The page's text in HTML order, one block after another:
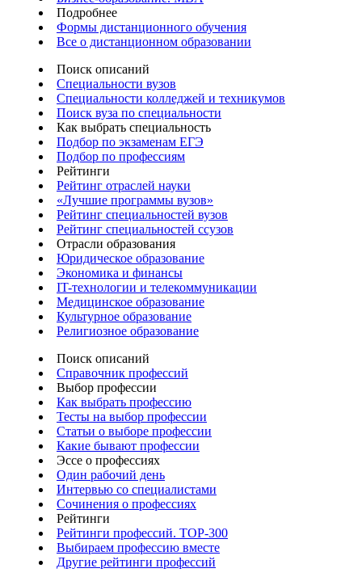
Подробнее
Формы дистанционного обучения
Все о дистанционном образовании
Поиск описаний
Специальности вузов
Специальности колледжей и техникумов
Поиск вуза по специальности
Как выбрать специальность
Подбор по экзаменам ЕГЭ
Подбор по профессиям
Рейтинги
Рейтинг отраслей науки
«Лучшие программы вузов»
Рейтинг специальностей вузов
Рейтинг специальностей ссузов
Отрасли образования
Юридическое образование
Экономика и финансы
IT-технологии и телекоммуникации
Медицинское образование
Культурное образование
Религиозное образование
Поиск описаний
Справочник профессий
Выбор профессии
Как выбрать профессию
Тесты на выбор профессии
Статьи о выборе профессии
Какие бывают профессии
Эссе о профессиях
Один рабочий день
Интервью со специалистами
Сочинения о профессиях
Рейтинги
Рейтинги профессий. TOP-300
Выбираем профессию вместе
Другие рейтинги профессий